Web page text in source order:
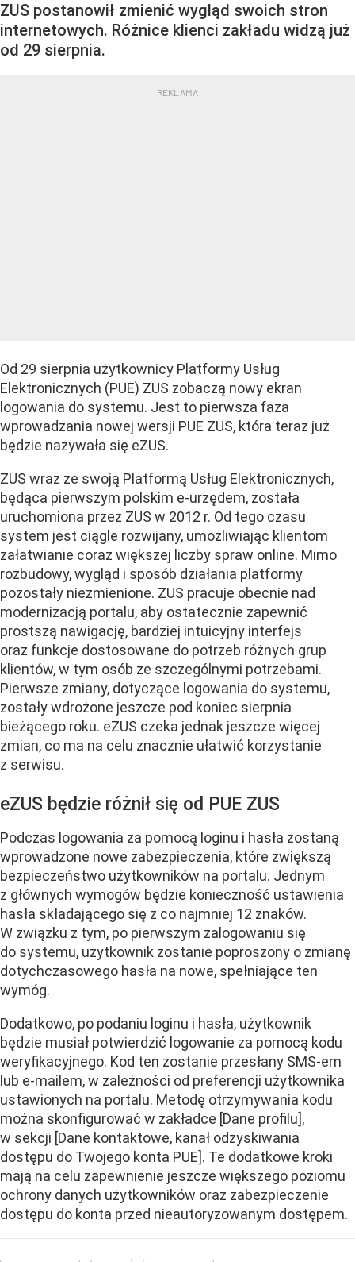
ZUS postanowił zmienić wygląd swoich stron
internetowych. Różnice klienci zakładu widzą już
od 29 sierpnia.
Od 29 sierpnia użytkownicy Platformy Usług
Elektronicznych (PUE) ZUS zobaczą nowy ekran
logowania do systemu. Jest to pierwsza faza
wprowadzania nowej wersji PUE ZUS, która teraz już
będzie nazywała się eZUS.
ZUS wraz ze swoją Platformą Usług Elektronicznych,
będąca pierwszym polskim e-urzędem, została
uruchomiona przez ZUS w 2012 r. Od tego czasu
system jest ciągle rozwijany, umożliwiając klientom
załatwianie coraz większej liczby spraw online. Mimo
rozbudowy, wygląd i sposób działania platformy
pozostały niezmienione. ZUS pracuje obecnie nad
modernizacją portalu, aby ostatecznie zapewnić
prostszą nawigację, bardziej intuicyjny interfejs
oraz funkcje dostosowane do potrzeb różnych grup
klientów, w tym osób ze szczególnymi potrzebami.
Pierwsze zmiany, dotyczące logowania do systemu,
zostały wdrożone jeszcze pod koniec sierpnia
bieżącego roku. eZUS czeka jednak jeszcze więcej
zmian, co ma na celu znacznie ułatwić korzystanie
z serwisu.
eZUS będzie różnił się od PUE ZUS
Podczas logowania za pomocą loginu i hasła zostaną
wprowadzone nowe zabezpieczenia, które zwiększą
bezpieczeństwo użytkowników na portalu. Jednym
z głównych wymogów będzie konieczność ustawienia
hasła składającego się z co najmniej 12 znaków.
W związku z tym, po pierwszym zalogowaniu się
do systemu, użytkownik zostanie poproszony o zmianę
dotychczasowego hasła na nowe, spełniające ten
wymóg.
Dodatkowo, po podaniu loginu i hasła, użytkownik
będzie musiał potwierdzić logowanie za pomocą kodu
weryfikacyjnego. Kod ten zostanie przesłany SMS-em
lub e-mailem, w zależności od preferencji użytkownika
ustawionych na portalu. Metodę otrzymywania kodu
można skonfigurować w zakładce [Dane profilu],
w sekcji [Dane kontaktowe, kanał odzyskiwania
dostępu do Twojego konta PUE]. Te dodatkowe kroki
mają na celu zapewnienie jeszcze większego poziomu
ochrony danych użytkowników oraz zabezpieczenie
dostępu do konta przed nieautoryzowanym dostępem.